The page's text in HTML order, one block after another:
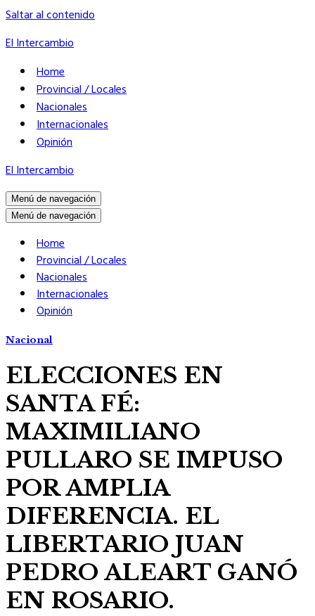
Saltar al contenido
El Intercambio
Home
Provincial / Locales
Nacionales
Internacionales
Opinión
El Intercambio
Menú de navegación
Menú de navegación
Home
Provincial / Locales
Nacionales
Internacionales
Opinión
Nacional
ELECCIONES EN
SANTA FÉ:
MAXIMILIANO
PULLARO SE IMPUSO
POR AMPLIA
DIFERENCIA. EL
LIBERTARIO JUAN
PEDRO ALEART GANÓ
EN ROSARIO.